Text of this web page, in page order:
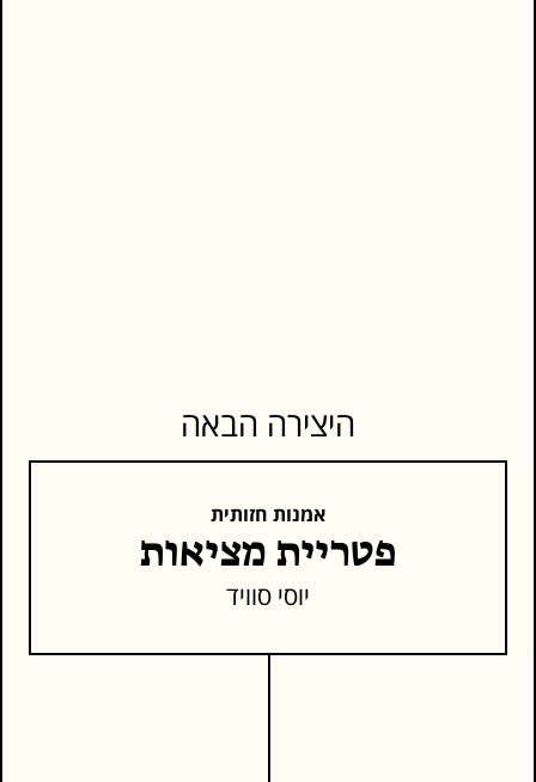
היצירה הבאה
אמנות חזותית
פטריית מציאות
יוסי סוויד